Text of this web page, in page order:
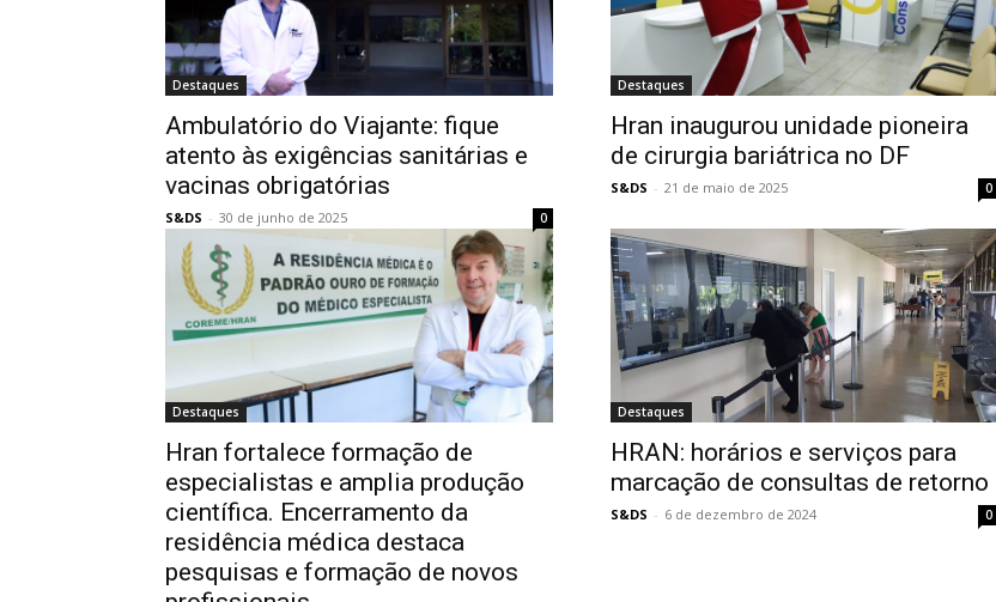
Destaques
Ambulatório do Viajante: fique
atento às exigências sanitárias e
vacinas obrigatórias
S&DS - 30 de junho de 2025 0
Destaques
Hran inaugurou unidade pioneira
de cirurgia bariátrica no DF
S&DS - 21 de maio de 2025 0
Destaques
Hran fortalece formação de
especialistas e amplia produção
científica. Encerramento da
residência médica destaca
pesquisas e formação de novos
Destaques
HRAN: horários e serviços para
marcação de consultas de retorno
S&DS - 6 de dezembro de 2024 0